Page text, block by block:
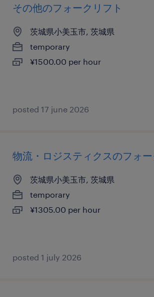
その他のフォークリフト
茨城県小美玉市, 茨城県
temporary
¥1500.00 per hour
posted 17 june 2026
物流・ロジスティクスのフォー
茨城県小美玉市, 茨城県
temporary
¥1305.00 per hour
posted 1 july 2026